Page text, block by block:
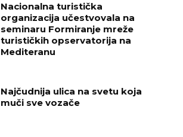
Nacionalna turistička
organizacija učestvovala na
seminaru Formiranje mreže
turističkih opservatorija na
Mediteranu
Najčudnija ulica na svetu koja
muči sve vozače